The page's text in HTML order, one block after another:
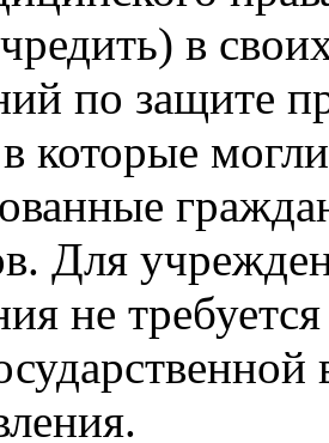
в
по защите
которые
Для
не